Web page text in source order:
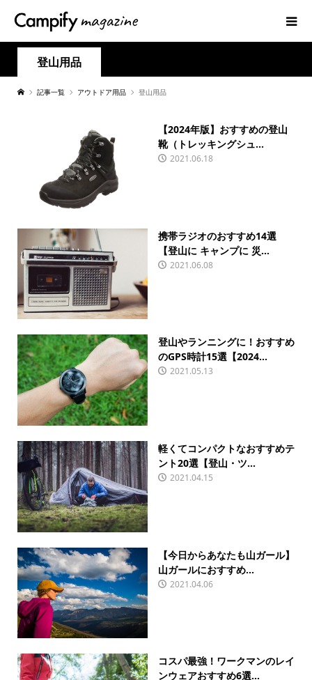
登山用品
記事一覧 アウトドア用品 登山用品
【2024年版】おすすめの登山
靴（トレッキングシュ...
2021.06.18
携帯ラジオのおすすめ14選
【登山に キャンプに 災...
2021.06.08
登山やランニングに！おすすめ
のGPS時計15選【2024...
2021.05.13
軽くてコンパクトなおすすめテ
ント20選【登山・ツ...
2021.04.15
【今日からあなたも山ガール】
山ガールにおすすめ...
2021.04.06
コスパ最強！ワークマンのレイ
ンウェアおすすめ6選...